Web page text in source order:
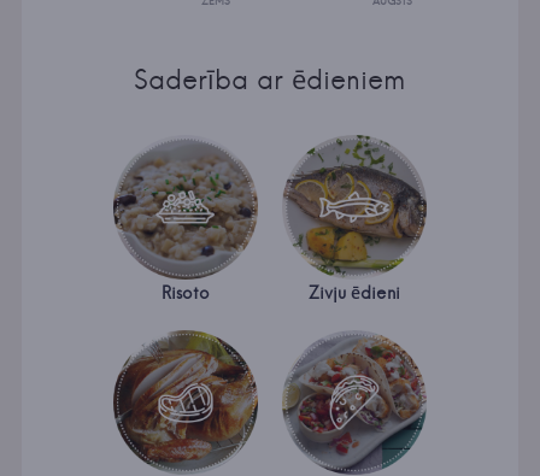
Saderība ar ēdieniem
Risoto Zivju ēdieni